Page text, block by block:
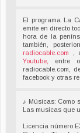
El programa La
emite en directo
hora de la
también,
radiocable.com
,
Youtube,
entre
radiocable.com,
facebook y otras
♪ Músicas: Como
Las musicas que
Licencia número